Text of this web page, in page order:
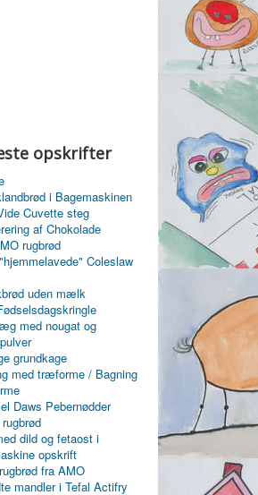
opskrifter
i Bagemaskinen
Cuvette steg
af Chokolade
rugbrød
Coleslaw
uden mælk
med nougat og
grundkage
med træforme / Bagning
Daws Pebernødder
dild og fetaost i
opskrift
fra AMO
mandler i Tefal Actifry